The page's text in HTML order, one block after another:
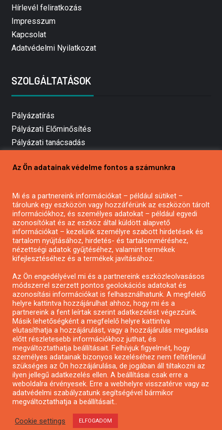
Hírlevél feliratkozás
Impresszum
Kapcsolat
Adatvédelmi Nyilatkozat
SZOLGÁLTATÁSOK
Pályázatírás
Pályázati Előminősítés
Pályázati tanácsadás
Mezőgazdasági pályázatírás
Pályázatírás civil szervezeteknek
Pályázatírás önkormányzatoknak
Pályázatfigyelés
Specifikus pályázatfigyelés vagy hírlevél
Pályázatok magánszemélyeknek
Pályázatok civil szervezeteknek
Pályázatok vállalkozásoknak
Önkormányzati pályázatok
Mezőgazdasági pályázatok
Falusi turizmus pályázatok
Napelem pályázatok
GINOP pályázatok
Az Ön adatainak védelme fontos a számunkra
Mi és a partnereink információkat – például sütiket –
tárolunk egy eszközön vagy hozzáférünk az eszközön tárolt
információkhoz, és személyes adatokat – például egyedi
azonosítókat és az eszköz által küldött alapvető
információkat – kezelünk személyre szabott hirdetések és
tartalom nyújtásához, hirdetés- és tartalomméréshez,
nézettségi adatok gyűjtéséhez, valamint termékek
kifejlesztéséhez és a termékek javításához.
Az Ön engedélyével mi és a partnereink eszközleolvasásos
módszerrel szerzett pontos geolokációs adatokat és
azonosítási információkat is felhasználhatunk. A megfelelő
helyre kattintva hozzájárulhat ahhoz, hogy mi és a
partnereink a fent leírtak szerint adatkezelést végezzünk.
Másik lehetőségként a megfelelő helyre kattintva
elutasíthatja a hozzájárulást, vagy a hozzájárulás megadása
előtt részletesebb információkhoz juthat, és
megváltoztathatja beállításait. Felhívjuk figyelmét, hogy
személyes adatainak bizonyos kezeléséhez nem feltétlenül
szükséges az Ön hozzájárulása, de jogában áll tiltakozni az
ilyen jellegű adatkezelés ellen. A beállításai csak erre a
weboldalra érvényesek. Erre a webhelyre visszatérve vagy az
adatvédelmi szabályzatunk segítségével bármikor
megváltoztathatja a beállításait..
Cookie settings ELFOGADOM